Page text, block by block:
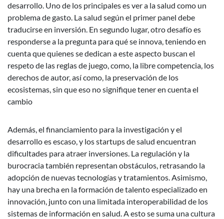
desarrollo. Uno de los principales es ver a la salud como un
problema de gasto. La salud según el primer panel debe
traducirse en inversión. En segundo lugar, otro desafío es
responderse a la pregunta para qué se innova, teniendo en
cuenta que quienes se dedican a este aspecto buscan el
respeto de las reglas de juego, como, la libre competencia, los
derechos de autor, así como, la preservación de los
ecosistemas, sin que eso no signifique tener en cuenta el
cambio
Además, el financiamiento para la investigación y el
desarrollo es escaso, y los startups de salud encuentran
dificultades para atraer inversiones. La regulación y la
burocracia también representan obstáculos, retrasando la
adopción de nuevas tecnologías y tratamientos. Asimismo,
hay una brecha en la formación de talento especializado en
innovación, junto con una limitada interoperabilidad de los
sistemas de información en salud. A esto se suma una cultura